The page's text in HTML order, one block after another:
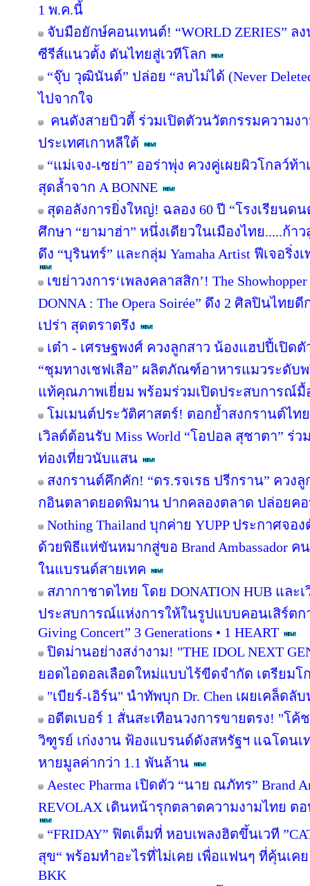
1 พ.ค.นี้
จับมือยักษ์คอนเทนต์! “WORLD ZERIES” ล
ซีรีส์แนวตั้ง ดันไทยสู่เวทีโลก
“จุ๊บ วุฒินันต์” ปล่อย “ลบไม่ได้ (Never
ไปจากใจ
คนดังสายบิวตี้ ร่วมเปิดตัวนวัตกรรมความงา
ประเทศเกาหลีใต้
“แม่เจง-เซย่า” ออร่าพุ่ง ควงคู่เผยผิวโกลว์
สุดล้ำจาก A BONNE
สุดอลังการยิ่งใหญ่! ฉลอง 60 ปี “โรงเรียนด
ศึกษา “ยามาฮ่า” หนึ่งเดียวในเมืองไทย.....ก้าว
ดึง “บุรินทร์” และกลุ่ม Yamaha Artist ฟีเจอริ่
เขย่าวงการ‘เพลงคลาสสิก’! The
DONNA : The Opera Soirée” ดึง 2 ศิลปินไท
เปร่า สุดตราตรึง
เต๋า - เศรษฐพงศ์ ควงลูกสาว น้องแฮปปี้เปิด
“ชุมทางเชฟเสือ” ผลิตภัณฑ์อาหารแมวระดับ
แท้คุณภาพเยี่ยม พร้อมร่วมเปิดประสบการณ์มื้
โมเมนต์ประวัติศาสตร์! ตอกย้ำสงกรานต์ไ
เวิลด์ต้อนรับ Miss World “โอปอล สุชาตา” ร่
ท่องเที่ยวนับแสน
สงกรานต์คึกคัก! “ดร.รจเรธ ปรีกราน” ควง
กอินตลาดยอดพิมาน ปากคลองตลาด ปล่อยค
Nothing Thailand บุกค่าย YUPP ประกาศจอ
ด้วยพิธีแห่ขันหมากสู่ขอ Brand Ambassador
ในแบรนด์สายเทค
สภากาชาดไทย โดย DONATION HUB และ
ประสบการณ์แห่งการให้ในรูปแบบคอนเสิร์ตก
Giving Concert” 3 Generations • 1 HEART
ปิดม่านอย่างสง่างาม! "THE IDOL NEXT
ยอดไอดอลเลือดใหม่แบบไร้ขีดจำกัด เตรียมโ
"เบียร์-เอิร์น" นำทัพบุก Dr. Chen เผยเคล็ดลั
อดีตเบอร์ 1 สั่นสะเทือนวงการขายตรง! "โ
วิฑูรย์ เก่งงาน ฟ้องแบรนด์ดังสหรัฐฯ แฉโดนเ
หายมูลค่ากว่า 1.1 พันล้าน
Aestec Pharma เปิดตัว “นาย ณภัทร” Brand
REVOLAX เดินหน้ารุกตลาดความงามไทย ต
“FRIDAY” ฟิตเต็มที่ หอบเพลงฮิตขึ้นเวที
สุข“ พร้อมทำอะไรที่ไม่เคย เพื่อแฟนๆ ที่คุ้นเคย
BKK